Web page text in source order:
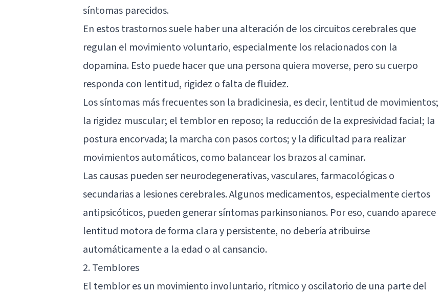
síntomas parecidos.
En estos trastornos suele haber una alteración de los circuitos cerebrales que
regulan el movimiento voluntario, especialmente los relacionados con la
dopamina. Esto puede hacer que una persona quiera moverse, pero su cuerpo
responda con lentitud, rigidez o falta de fluidez.
Los síntomas más frecuentes son la bradicinesia, es decir, lentitud de movimientos;
la rigidez muscular; el temblor en reposo; la reducción de la expresividad facial; la
postura encorvada; la marcha con pasos cortos; y la dificultad para realizar
movimientos automáticos, como balancear los brazos al caminar.
Las causas pueden ser neurodegenerativas, vasculares, farmacológicas o
secundarias a lesiones cerebrales. Algunos medicamentos, especialmente ciertos
antipsicóticos, pueden generar síntomas parkinsonianos. Por eso, cuando aparece
lentitud motora de forma clara y persistente, no debería atribuirse
automáticamente a la edad o al cansancio.
2. Temblores
El temblor es un movimiento involuntario, rítmico y oscilatorio de una parte del